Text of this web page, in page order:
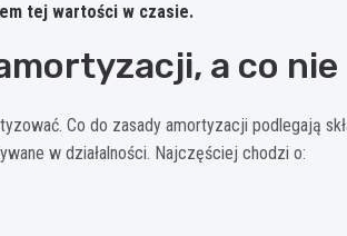
tej wartości w czasie.
a co nie
Co do zasady amortyzacji podlegają
w działalności. Najczęściej chodzi o: